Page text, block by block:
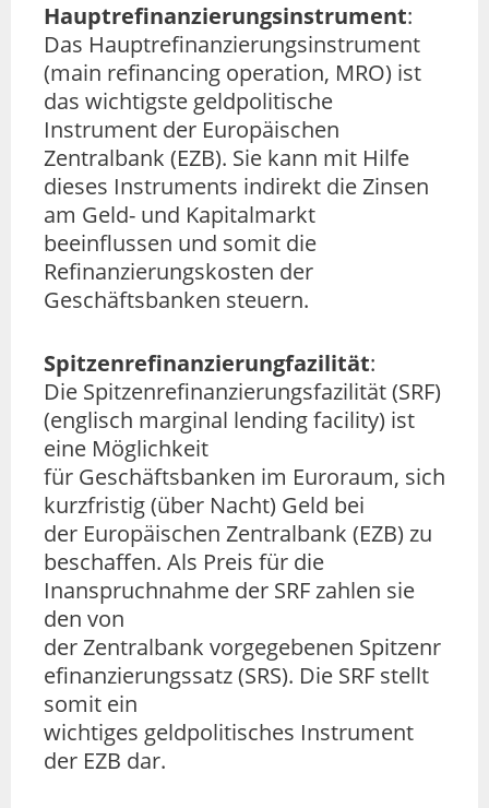
Hauptrefinanzierungsinstrument:
Das Hauptrefinanzierungsinstrument
(main refinancing operation, MRO) ist
das wichtigste geldpolitische
Instrument der Europäischen
Zentralbank (EZB). Sie kann mit Hilfe
dieses Instruments indirekt die Zinsen
am Geld- und Kapitalmarkt
beeinflussen und somit die
Refinanzierungskosten der
Geschäftsbanken steuern.
Spitzenrefinanzierungfazilität:
Die Spitzenrefinanzierungsfazilität (SRF)
(englisch marginal lending facility) ist
eine Möglichkeit
für Geschäftsbanken im Euroraum, sich
kurzfristig (über Nacht) Geld bei
der Europäischen Zentralbank (EZB) zu
beschaffen. Als Preis für die
Inanspruchnahme der SRF zahlen sie
den von
der Zentralbank vorgegebenen Spitzenr
efinanzierungssatz (SRS). Die SRF stellt
somit ein
wichtiges geldpolitisches Instrument
der EZB dar.